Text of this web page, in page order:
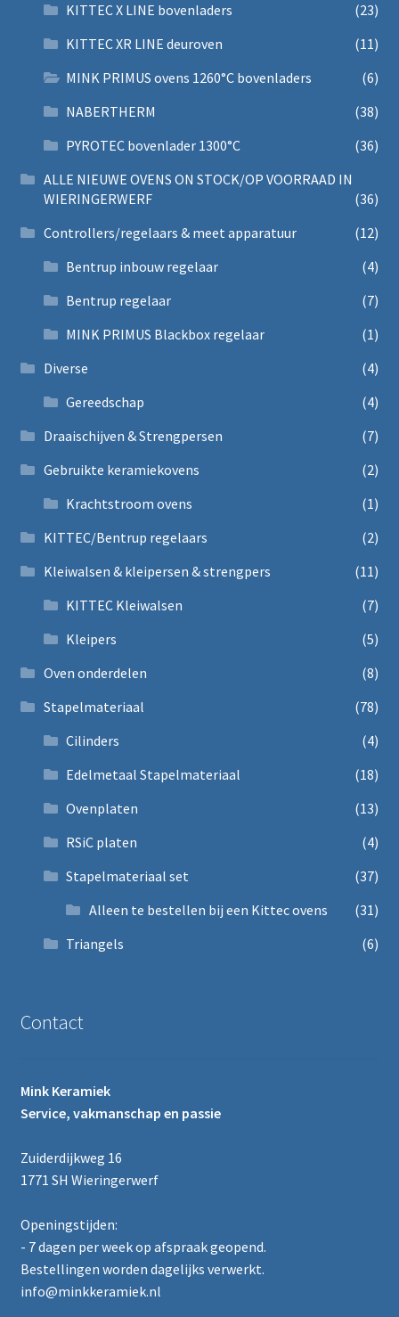
KITTEC X LINE bovenladers
(23)
KITTEC XR LINE deuroven
(11)
MINK PRIMUS ovens 1260°C bovenladers
(6)
NABERTHERM
(38)
PYROTEC bovenlader 1300°C
(36)
ALLE NIEUWE OVENS ON STOCK/OP VOORRAAD IN
WIERINGERWERF
(36)
Controllers/regelaars & meet apparatuur
(12)
Bentrup inbouw regelaar
(4)
Bentrup regelaar
(7)
MINK PRIMUS Blackbox regelaar
(1)
Diverse
(4)
Gereedschap
(4)
Draaischijven & Strengpersen
(7)
Gebruikte keramiekovens
(2)
Krachtstroom ovens
(1)
KITTEC/Bentrup regelaars
(2)
Kleiwalsen & kleipersen & strengpers
(11)
KITTEC Kleiwalsen
(7)
Kleipers
(5)
Oven onderdelen
(8)
Stapelmateriaal
(78)
Cilinders
(4)
Edelmetaal Stapelmateriaal
(18)
Ovenplaten
(13)
RSiC platen
(4)
Stapelmateriaal set
(37)
Alleen te bestellen bij een Kittec ovens
(31)
Triangels
(6)
Contact
Mink Keramiek
Service, vakmanschap en passie
Zuiderdijkweg 16
1771 SH Wieringerwerf
Openingstijden:
- 7 dagen per week op afspraak geopend.
Bestellingen worden dagelijks verwerkt.
info@minkkeramiek.nl